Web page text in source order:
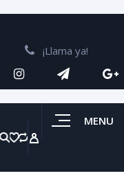
¡Llama ya!
MENU